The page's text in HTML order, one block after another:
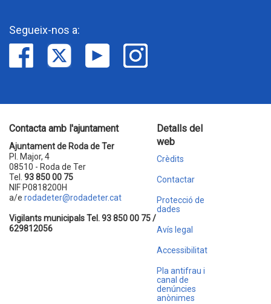
Segueix-nos a:
Contacta amb l'ajuntament
Ajuntament de Roda de Ter
Pl. Major, 4
08510 - Roda de Ter
Tel. 93 850 00 75
NIF P0818200H
a/e rodadeter@rodadeter.cat
Vigilants municipals Tel. 93 850 00 75 /
629812056
Detalls del
web
Crèdits
Contactar
Protecció de
dades
Avís legal
Accessibilitat
Pla antifrau i
canal de
denúncies
anònimes